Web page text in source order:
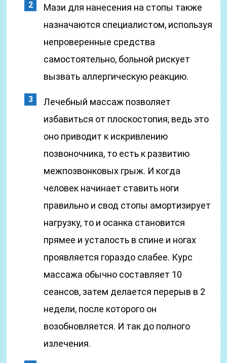
Мази для нанесения на стопы также
назначаются специалистом, используя
непроверенные средства
самостоятельно, больной рискует
вызвать аллергическую реакцию.
Лечебный массаж позволяет
избавиться от плоскостопия, ведь это
оно приводит к искривлению
позвоночника, то есть к развитию
межпозвонковых грыж. И когда
человек начинает ставить ноги
правильно и свод стопы амортизирует
нагрузку, то и осанка становится
прямее и усталость в спине и ногах
проявляется гораздо слабее. Курс
массажа обычно составляет 10
сеансов, затем делается перерыв в 2
недели, после которого он
возобновляется. И так до полного
излечения.